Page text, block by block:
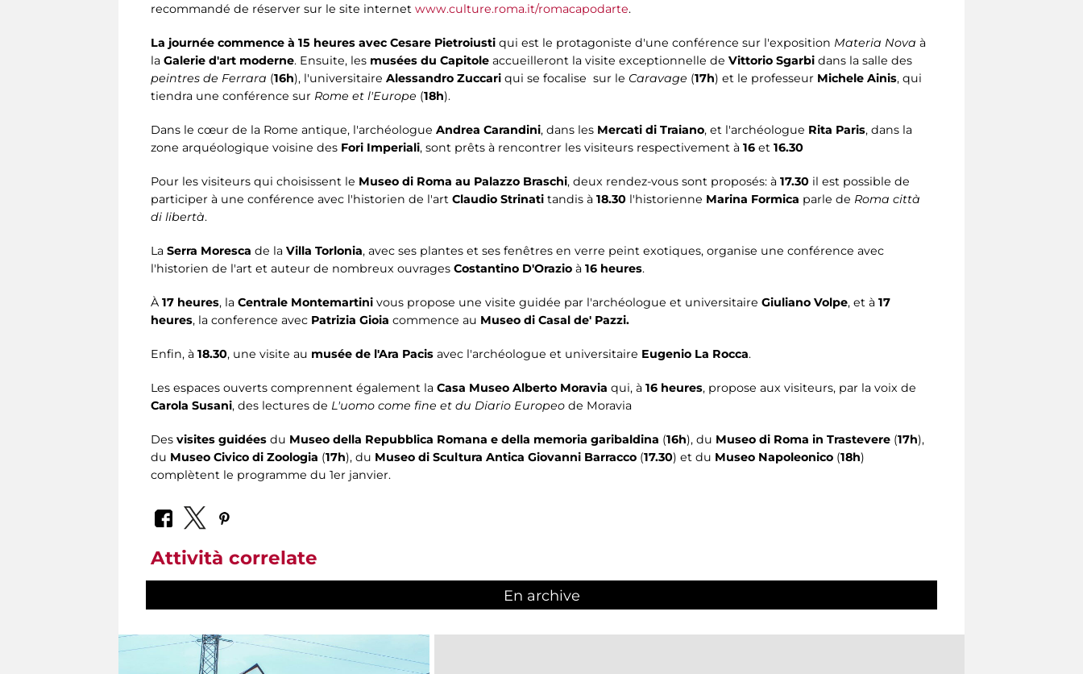
recommandé de réserver sur le site internet www.culture.roma.it/romacapodarte.
La journée commence à 15 heures avec Cesare Pietroiusti qui est le protagoniste d'une conférence sur l'exposition Materia Nova à
la Galerie d'art moderne. Ensuite, les musées du Capitole accueilleront la visite exceptionnelle de Vittorio Sgarbi dans la salle des
peintres de Ferrara (16h), l'universitaire Alessandro Zuccari qui se focalise sur le Caravage (17h) et le professeur Michele Ainis, qui
tiendra une conférence sur Rome et l'Europe (18h).
Dans le cœur de la Rome antique, l'archéologue Andrea Carandini, dans les Mercati di Traiano, et l'archéologue Rita Paris, dans la
zone arquéologique voisine des Fori Imperiali, sont prêts à rencontrer les visiteurs respectivement à 16 et 16.30
Pour les visiteurs qui choisissent le Museo di Roma au Palazzo Braschi, deux rendez-vous sont proposés: à 17.30 il est possible de
participer à une conférence avec l'historien de l'art Claudio Strinati tandis à 18.30 l'historienne Marina Formica parle de Roma città
di libertà.
La Serra Moresca de la Villa Torlonia, avec ses plantes et ses fenêtres en verre peint exotiques, organise une conférence avec
l'historien de l'art et auteur de nombreux ouvrages Costantino D'Orazio à 16 heures.
À 17 heures, la Centrale Montemartini vous propose une visite guidée par l'archéologue et universitaire Giuliano Volpe, et à 17
heures, la conference avec Patrizia Gioia commence au Museo di Casal de' Pazzi.
Enfin, à 18.30, une visite au musée de l'Ara Pacis avec l'archéologue et universitaire Eugenio La Rocca.
Les espaces ouverts comprennent également la Casa Museo Alberto Moravia qui, à 16 heures, propose aux visiteurs, par la voix de
Carola Susani, des lectures de L'uomo come fine et du Diario Europeo de Moravia
Des visites guidées du Museo della Repubblica Romana e della memoria garibaldina (16h), du Museo di Roma in Trastevere (17h),
du Museo Civico di Zoologia (17h), du Museo di Scultura Antica Giovanni Barracco (17.30) et du Museo Napoleonico (18h)
complètent le programme du 1er janvier.
Attività correlate
En archive